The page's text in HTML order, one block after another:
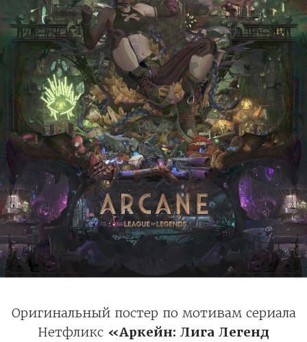
Оригинальный постер по мотивам сериала
Нетфликс «Аркейн: Лига Легенд